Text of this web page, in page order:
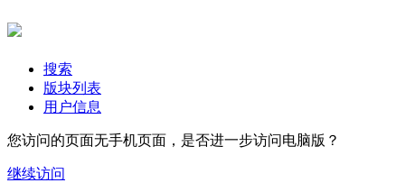
搜索
版块列表
用户信息
您访问的页面无手机页面，是否进一步访问电脑版？
继续访问